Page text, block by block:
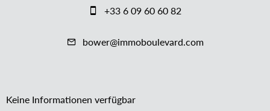
+33 6 09 60 60 82
bower@immoboulevard.com
Keine Informationen verfügbar